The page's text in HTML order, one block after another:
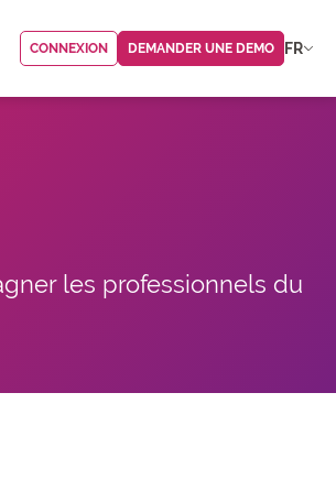
CONNEXION DEMANDER UNE DEMO FR
les professionnels du